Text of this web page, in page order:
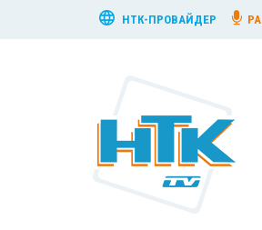
НТК-ПРОВАЙДЕР